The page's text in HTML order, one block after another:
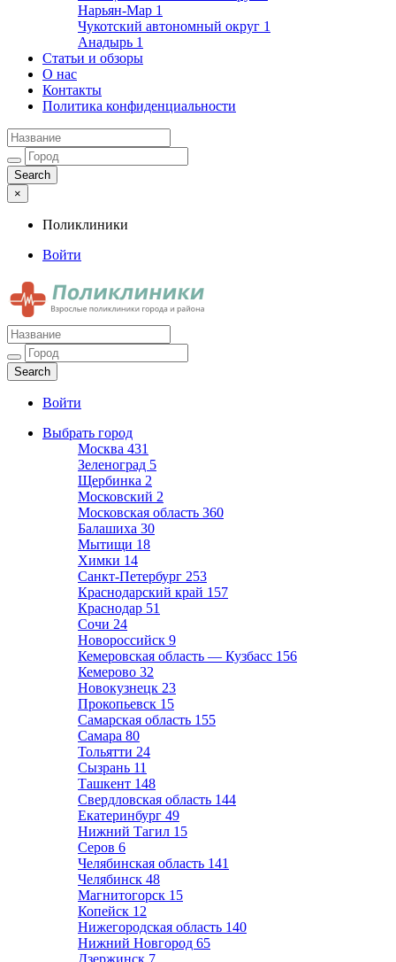
Нарьян-Мар 1
Чукотский автономный округ 1
Анадырь 1
Статьи и обзоры
О нас
Контакты
Политика конфиденциальности
×
Поликлиники
Войти
Поликлиники
Взрослые поликлиники города и района
Войти
Выбрать город
Москва 431
Зеленоград 5
Щербинка 2
Московский 2
Московская область 360
Балашиха 30
Мытищи 18
Химки 14
Санкт-Петербург 253
Краснодарский край 157
Краснодар 51
Сочи 24
Новороссийск 9
Кемеровская область — Кузбасс 156
Кемерово 32
Новокузнецк 23
Прокопьевск 15
Самарская область 155
Самара 80
Тольятти 24
Сызрань 11
Ташкент 148
Свердловская область 144
Екатеринбург 49
Нижний Тагил 15
Серов 6
Челябинская область 141
Челябинск 48
Магнитогорск 15
Копейск 12
Нижегородская область 140
Нижний Новгород 65
Дзержинск 7